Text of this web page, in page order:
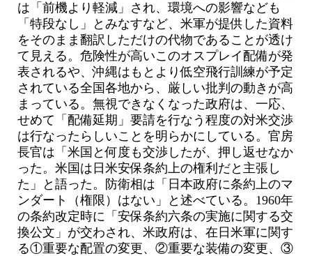
は「前機より軽減」され、環境への影響なども
「特段なし」とみなすなど、米軍が提供した資料
をそのまま翻訳しただけの代物であることが透け
て見える。危険性が高いこのオスプレイ配備が発
表されるや、沖縄はもとより低空飛行訓練が予定
されている全国各地から、厳しい批判の動きが高
まっている。無視できなくなった政府は、一応、
せめて「配備延期」要請を行なう程度の対米交渉
は行なったらしいことを明らかにしている。官房
長官は「米国と何度も交渉したが、押し返せなか
った。米国は日米安保条約上の権利だと主張し
た」と語った。防衛相は「日本政府に条約上のマ
ンダート（権限）はない」と述べている。1960年
の条約改定時に「安保条約六条の実施に関する交
換公文」が交わされ、米政府は、在日米軍に関す
る①重要な配置の変更、②重要な装備の変更、③